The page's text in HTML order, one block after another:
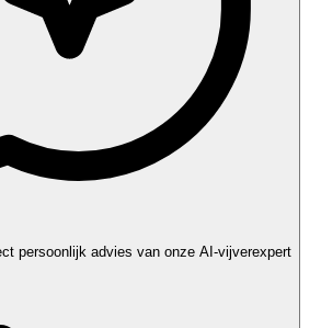
persoonlijk advies van onze AI-vijverexpert